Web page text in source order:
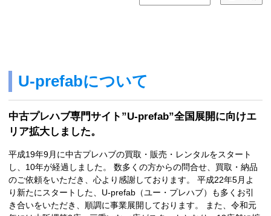
U-prefabについて
中古プレハブ専門サイト”U-prefab”全国展開に向けエ
リア拡大しました。
平成19年9月に中古プレハブの買取・販売・レンタルをスタート
し、10年が経過しました。 数多くの方からの問合せ、買取・納品
のご依頼をいただき、心より感謝しております。 平成22年5月よ
り新たにスタートした、U-prefab（ユー・プレハブ）も多くお引
き合いをいただき、順調に事業展開しております。 また、令和元